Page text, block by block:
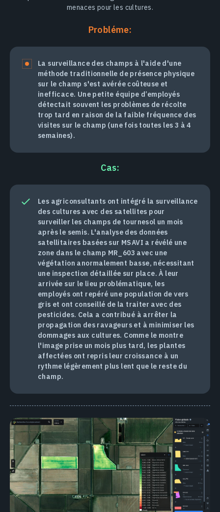
menaces pour les cultures.
Probléme:
La surveillance des champs à l'aide d'une
méthode traditionnelle de présence physique
sur le champ s'est avérée coûteuse et
inefficace. Une petite équipe d’employés
détectait souvent les problèmes de récolte
trop tard en raison de la faible fréquence des
visites sur le champ (une fois toutes les 3 à 4
semaines).
Cas:
Les agriconsultants ont intégré la surveillance
des cultures avec des satellites pour
surveiller les champs de tournesol un mois
après le semis. L'analyse des données
satellitaires basées sur MSAVI a révélé une
zone dans le champ MR_603 avec une
végétation anormalement basse, nécessitant
une inspection détaillée sur place. À leur
arrivée sur le lieu problématique, les
employés ont repéré une population de vers
gris et ont conseillé de la traiter avec des
pesticides. Cela a contribué à arrêter la
propagation des ravageurs et à minimiser les
dommages aux cultures. Comme le montre
l'image prise un mois plus tard, les plantes
affectées ont repris leur croissance à un
rythme légèrement plus lent que le reste du
champ.